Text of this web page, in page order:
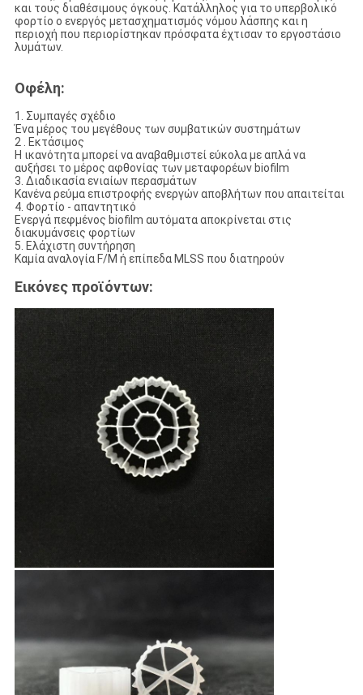
και τους διαθέσιμους όγκους. Κατάλληλος για το υπερβολικό
φορτίο ο ενεργός μετασχηματισμός νόμου λάσπης και η
περιοχή που περιορίστηκαν πρόσφατα έχτισαν το εργοστάσιο
λυμάτων.
Οφέλη:
1. Συμπαγές σχέδιο
Ένα μέρος του μεγέθους των συμβατικών συστημάτων
2 . Εκτάσιμος
Η ικανότητα μπορεί να αναβαθμιστεί εύκολα με απλά να
αυξήσει το μέρος αφθονίας των μεταφορέων biofilm
3. Διαδικασία ενιαίων περασμάτων
Κανένα ρεύμα επιστροφής ενεργών αποβλήτων που απαιτείται
4. Φορτίο - απαντητικό
Ενεργά πεφμένος biofilm αυτόματα αποκρίνεται στις
διακυμάνσεις φορτίων
5. Ελάχιστη συντήρηση
Καμία αναλογία F/M ή επίπεδα MLSS που διατηρούν
Εικόνες προϊόντων: